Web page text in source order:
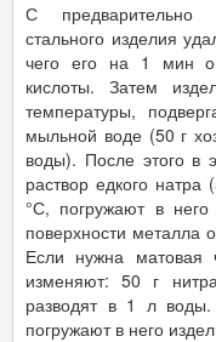
С предварительно
стального изделия
чего его на 1 мин
кислоты. Затем
температуры,
мыльной воде (50 г
воды). После этого в
раствор едкого
°С, погружают в
поверхности металла
Если нужна матовая
изменяют: 50 г
разводят в 1 л
погружают в него